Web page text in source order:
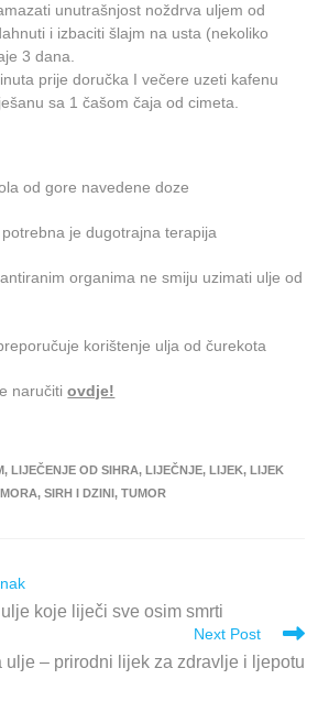
unutrašnjost noždrva uljem od
i izbaciti šlajm na usta (nekoliko
3 dana.
prije doručka I večere uzeti kafenu
sa 1 čašom čaja od cimeta.
od gore navedene doze
je dugotrajna terapija
organima ne smiju uzimati ulje od
korištenje ulja od čurekota
naručitiovdje!
, LIJEČENJE OD SIHRA, LIJEČNJE, LIJEK, LIJEK
, SIRH I DZINI, TUMOR
koje liječi sve osim smrti
Next Post
ulje – prirodni lijek za zdravlje i ljepotu